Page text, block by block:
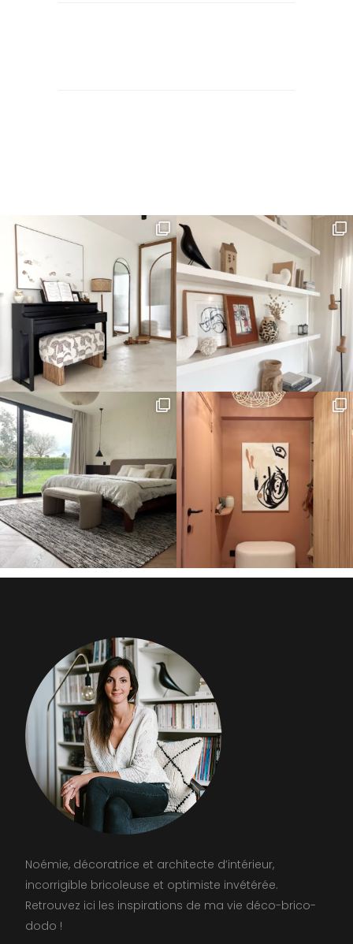
Noémie, décoratrice et architecte d’intérieur,
incorrigible bricoleuse et optimiste invétérée.
Retrouvez ici les inspirations de ma vie déco-brico-
dodo !